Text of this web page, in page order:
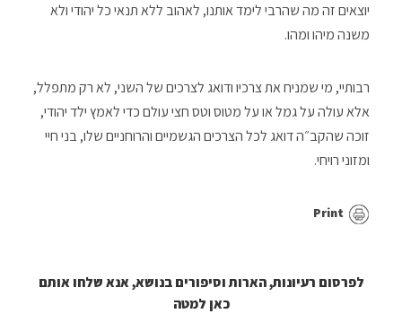
יוצאים זה מה שהרבי לימד אותנו, לאהוב ללא תנאי כל יהודי ולא
משנה מיהו ומהו.
רבותיי, מי שמניח את צרכיו ודואג לצרכים של השני, לא רק מתפלל,
אלא עולה על גמל או על מטוס וטס חצי עולם כדי לאמץ ילד יהודי,
זוכה שהקב״ה דואג לכל הצרכים הגשמיים והרוחניים שלו, בני חיי
ומזוני רויחי.
Print
לפרסום רעיונות, הארות וסיפורים בנושא, אנא שלחו אותם
כאן למטה